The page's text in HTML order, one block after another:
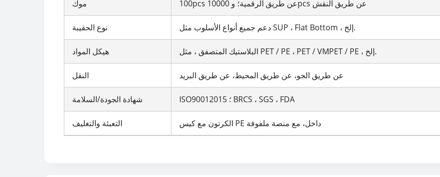
موك 100pcs عن طريق الرقمية؛ و 10000pcs عن طريق النقش
نوع الحقيبة دعم جميع أنواع الأسلوب مثل SUP ، Flat Bottom ، إلخ.
هيكل المواد البلاستيك المتصفق ، مثل PET / PE ، PET / VMPET / PE ، إلخ.
النقل عن طريق الجو، عن طريق المحيط، عن طريق البريد
شهادة الجودة/السلامة ISO90012015 ؛ BRCS ، SGS ، FDA
التعبئة والتغليف الكرتون مع كيس PE داخل، مع منصة ملفوفة